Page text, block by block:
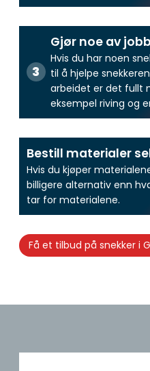
Gjør noe av
Hvis du har noen
til å hjelpe
arbeidet er det fullt
eksempel riving og
Bestill materialer
Hvis du kjøper
billigere alternativ enn
tar for materialene.
Få et tilbud på snekker i